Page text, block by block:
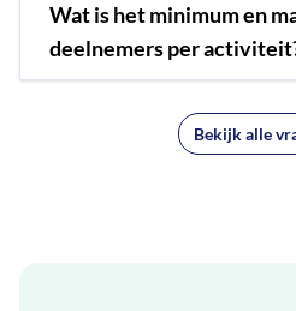
Wat is het minimum en
deelnemers per
Bekijk alle